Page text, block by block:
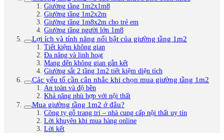
Giường tầng 1m2x1m8
Giường tầng 1m2x2m
Giường tầng 1m8x2m cho trẻ em
Giường tầng người lớn 1m8
Lợi ích và tính năng nổi bật của giường tầng 1m2
Tiết kiệm không gian
Đa năng và linh hoạt
Mang đến không gian gắn kết
Giường sắt 2 tầng 1m2 tiết kiệm diện tích
Các yếu tố cần cân nhắc khi chọn mua giường tầng 1m2
An toàn và độ bền
Khả năng phù hợp với nội thất
Mua giường tầng 1m2 ở đâu?
Công ty gỗ trang trí – nhà cung cấp nội thất uy tín
Lời khuyên khi mua hàng online
Lời kết